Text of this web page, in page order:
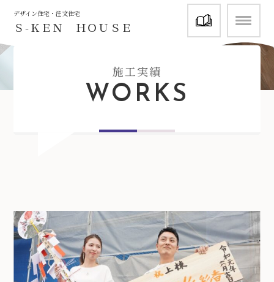
デザイン住宅・注文住宅
Ｓ-ＫＥＮ ＨＯＵＳＥ
資料請求
施工実績
WORKS